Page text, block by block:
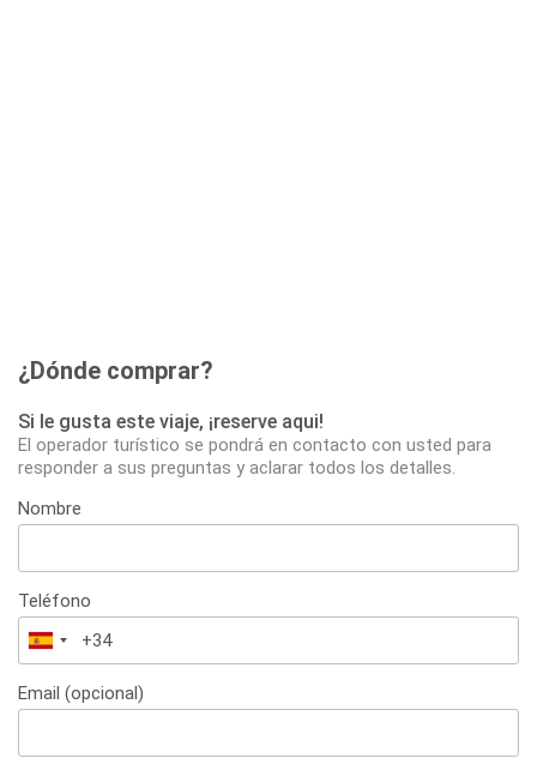
¿Dónde comprar?
Si le gusta este viaje, ¡reserve aqui!
El operador turístico se pondrá en contacto con usted para
responder a sus preguntas y aclarar todos los detalles.
Nombre
Teléfono
España
+34
Email (opcional)